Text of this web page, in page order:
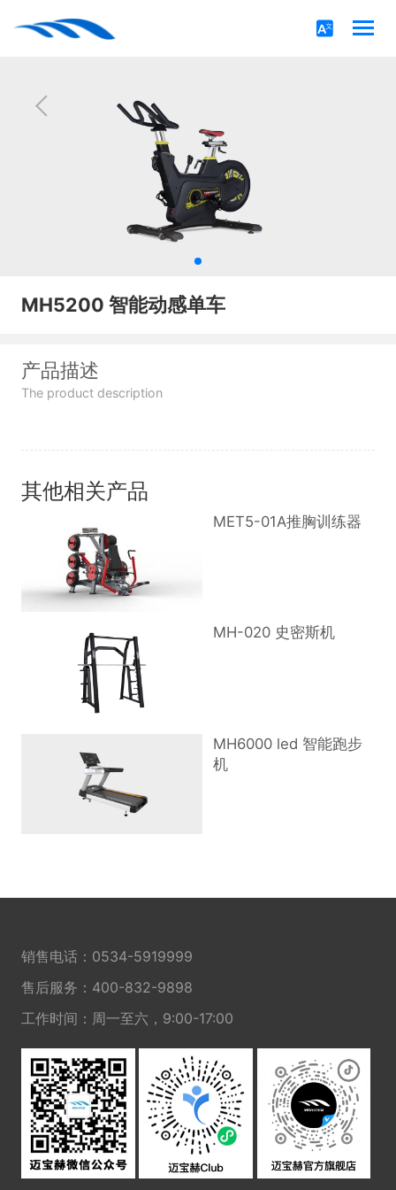
MH5200 智能动感单车
产品描述
The product description
其他相关产品
MET5-01A推胸训练器
MH-020 史密斯机
MH6000 led 智能跑步
机
销售电话： 0534-5919999
售后服务： 400-832-9898
工作时间：周一至六，9:00-17:00